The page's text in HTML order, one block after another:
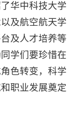
华中科技大学
及航空航天学
及人才培养等
学们要珍惜在
色转变，科学
职业发展奠定